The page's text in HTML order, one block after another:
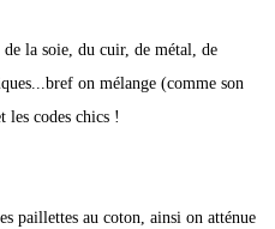
la soie, du cuir, de métal, de
on mélange (comme son
les codes chics !
paillettes au coton, ainsi on atténue